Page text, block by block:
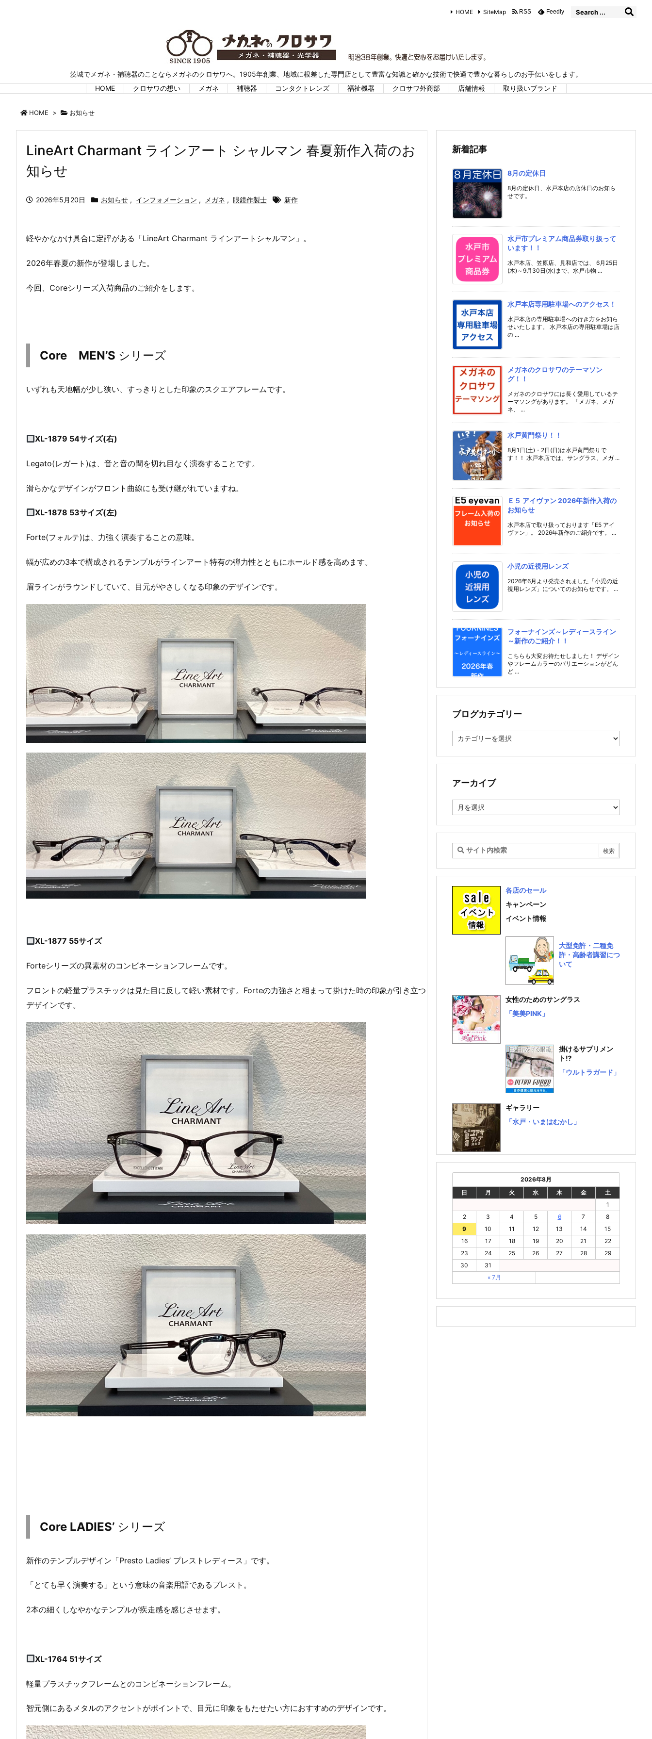
茨城でメガネ・補聴器のことならメガネのクロサワへ。1905年創業、地域に根差した専門店として豊富な知識と確かな技術で快適で豊かな暮らしのお手伝いをします。
HOME
クロサワの想い メガネ 補聴器 コンタクトレンズ 福祉機器 クロサワ外商部 店舗情報 取り扱いブランド
HOME SiteMap RSS Feedly
HOME > お知らせ
LineArt Charmant ラインアート シャルマン 春夏新作入荷のお
知らせ
2026年5月20日 お知らせ , インフォメーション , メガネ , 眼鏡作製士 新作
軽やかなかけ具合に定評がある「LineArt Charmant ラインアートシャルマン」。
2026年春夏の新作が登場しました。
今回、Coreシリーズ入荷商品のご紹介をします。
Core MEN’S シリーズ
いずれも天地幅が少し狭い、すっきりとした印象のスクエアフレームです。
XL-1879 54サイズ(右)
Legato(レガート)は、音と音の間を切れ目なく演奏することです。
滑らかなデザインがフロント曲線にも受け継がれていますね。
XL-1878 53サイズ(左)
Forte(フォルテ)は、力強く演奏することの意味。
幅が広めの3本で構成されるテンプルがラインアート特有の弾力性とともにホールド感を高めます。
眉ラインがラウンドしていて、目元がやさしくなる印象のデザインです。
XL-1877 55サイズ
Forteシリーズの異素材のコンビネーションフレームです。
フロントの軽量プラスチックは見た目に反して軽い素材です。Forteの力強さと相まって掛けた時の印象が引き立つ
デザインです。
Core LADIES’ シリーズ
新作のテンプルデザイン「Presto Ladies’ プレストレディース」です。
「とても早く演奏する」という意味の音楽用語であるプレスト。
2本の細くしなやかなテンプルが疾走感を感じさせます。
XL-1764 51サイズ
軽量プラスチックフレームとのコンビネーションフレーム。
智元側にあるメタルのアクセントがポイントで、目元に印象をもたせたい方におすすめのデザインです。
新着記事
8月の定休日
8月の定休日、水戸本店の店休日のお知ら
せです。
水戸市プレミアム商品券取り扱って
います！！
水戸本店、笠原店、見和店では、 6月25日
(木)～9月30日(水)まで、水戸市物 ...
水戸本店専用駐車場へのアクセス！
水戸本店の専用駐車場への行き方をお知ら
せいたします。 水戸本店の専用駐車場は店
の ...
メガネのクロサワのテーマソン
グ！！
メガネのクロサワには長く愛用しているテ
ーマソングがあります。 「メガネ、メガ
ネ、 ...
水戸黄門祭り！！
8月1日(土)・2日(日)は水戸黄門祭りで
す！！ 水戸本店では、サングラス、メガ ...
Ｅ５ アイヴァン 2026年新作入荷の
お知らせ
水戸本店で取り扱っております「E5 アイ
ヴァン」。 2026年新作のご紹介です。 ...
小児の近視用レンズ
2026年6月より発売されました「小児の近
視用レンズ」についてのお知らせです。 ...
フォーナインズ～レディースライン
～新作のご紹介！！
こちらも大変お待たせしました！ デザイン
やフレームカラーのバリエーションがどん
ど ...
ブログカテゴリー
ロ
カ
ゴ
ー
アーカイブ
ー
イ
各店のセール
キャンペーン
イベント情報
大型免許・二種免
許・高齢者講習につ
いて
女性のためのサングラス
「美美PINK」
掛けるサプリメン
ト⁉
「ウルトラガード」
ギャラリー
「水戸・いまはむかし」
2026年8月
日
月 火 水 木 金
土
1
2
3 4 5 6 7
8
9
10 11 12 13 14
15
16
17 18 19 20 21
22
23
24 25 26 27 28
29
30
31
« 7月